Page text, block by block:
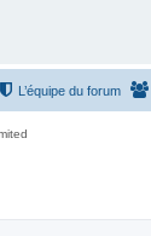
L’équipe du forum